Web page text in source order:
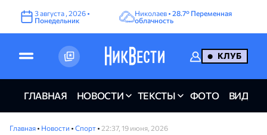
3августа ,2026 •
Понедельник
Николаев •28.7° Переменная
облачность
КЛУБ
ГЛАВНАЯ НОВОСТИ ТЕКСТЫ ФОТО ВИДЕО
Главная • Новости • Спорт • 22:37, 19 июня, 2026